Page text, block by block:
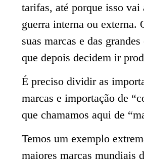
tarifas, até porque isso vai
guerra interna ou externa.
suas marcas e das
que depois decidem ir
É preciso dividir as
marcas e importação de
que chamamos aqui de
Temos um exemplo
maiores marcas mundiais